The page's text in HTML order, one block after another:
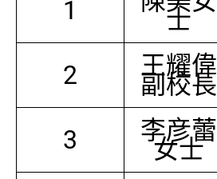
1
士
2 王耀偉
副校長
3 李彦蕾
女士